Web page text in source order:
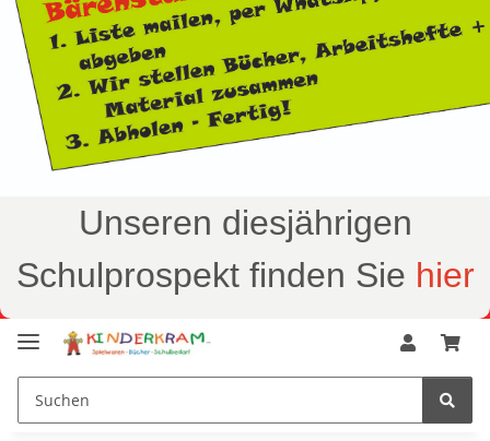
Unseren diesjährigen
Schulprospekt finden Sie hier